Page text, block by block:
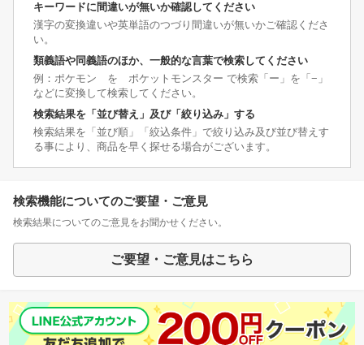
キーワードに間違いが無いか確認してください
漢字の変換違いや英単語のつづり間違いが無いかご確認くださ
い。
類義語や同義語のほか、一般的な言葉で検索してください
例：ポケモン を ポケットモンスター で検索「ー」を「−」
などに変換して検索してください。
検索結果を「並び替え」及び「絞り込み」する
検索結果を「並び順」「絞込条件」で絞り込み及び並び替えす
る事により、商品を早く探せる場合がございます。
検索機能についてのご要望・ご意見
検索結果についてのご意見をお聞かせください。
ご要望・ご意見はこちら